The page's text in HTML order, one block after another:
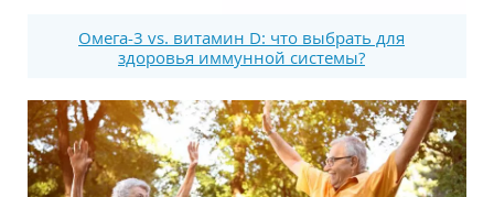
Омега-3 vs. витамин D: что выбрать для
здоровья иммунной системы?